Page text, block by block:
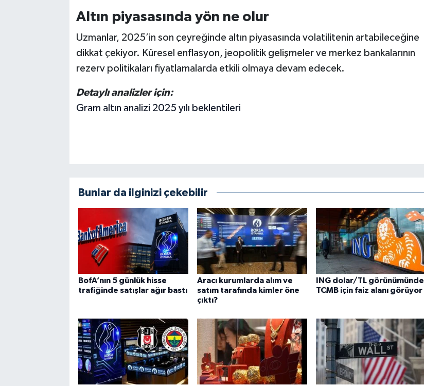
Altın piyasasında yön ne olur
Uzmanlar, 2025’in son çeyreğinde altın piyasasında volatilitenin artabileceğine
dikkat çekiyor. Küresel enflasyon, jeopolitik gelişmeler ve merkez bankalarının
rezerv politikaları fiyatlamalarda etkili olmaya devam edecek.
Detaylı analizler için:
Gram altın analizi 2025 yılı beklentileri
Bunlar da ilginizi çekebilir
BofA’nın 5 günlük hisse
trafiğinde satışlar ağır bastı
Aracı kurumlarda alım ve
satım tarafında kimler öne
çıktı?
ING dolar/TL görünümünde
TCMB için faiz alanı görüyor